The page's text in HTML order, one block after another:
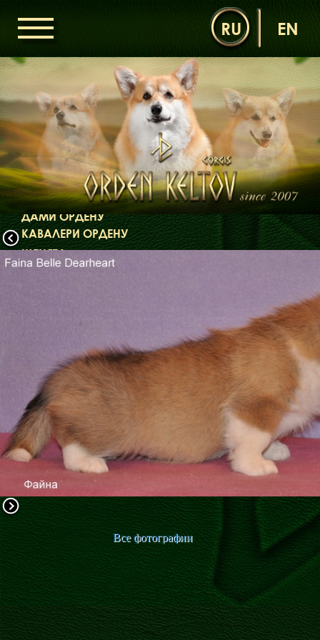
Все фотографии
RU EN
ОРДЕН КЕЛЬТІВ
НОВИНИ
ДИТЯЧА КІМНАТА
КОНТАКТИ
НАШІ КОРГІ
ДАМИ ОРДЕНУ
КАВАЛЕРИ ОРДЕНУ
ЩЕНЯТА
ДИТЯЧА КІМНАТА
ГАЛЕРЕЇ